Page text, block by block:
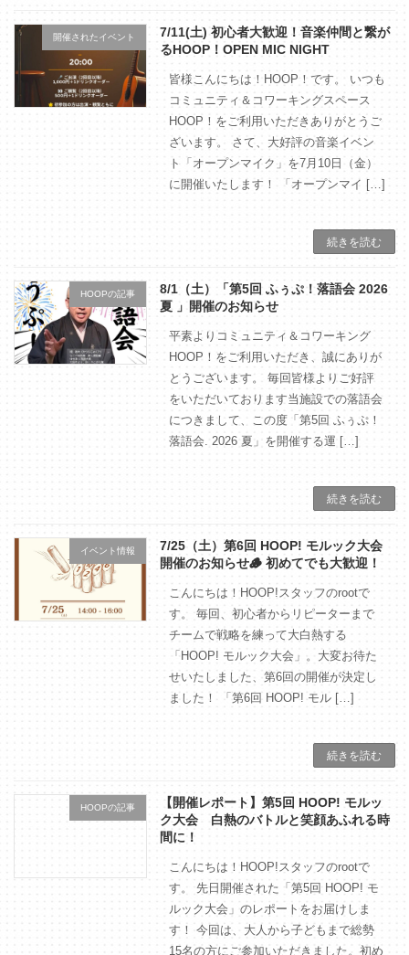
開催されたイベント
7/11(土) 初心者大歓迎！音楽仲間と繋が
るHOOP！OPEN MIC NIGHT
皆様こんにちは！HOOP！です。 いつも
コミュニティ＆コワーキングスペース
HOOP！をご利用いただきありがとうご
ざいます。 さて、大好評の音楽イベン
ト「オープンマイク」を7月10日（金）
に開催いたします！ 「オープンマイ […]
続きを読む
HOOPの記事
8/1（土）「第5回 ふぅぷ！落語会 2026
夏 」開催のお知らせ
平素よりコミュニティ＆コワーキング
HOOP！をご利用いただき、誠にありが
とうございます。 毎回皆様よりご好評
をいただいております当施設での落語会
につきまして、この度「第5回 ふぅぷ！
落語会. 2026 夏」を開催する運 […]
続きを読む
イベント情報
7/25（土）第6回 HOOP! モルック大会
開催のお知らせ🪵 初めてでも大歓迎！
こんにちは！HOOP!スタッフのrootで
す。 毎回、初心者からリピーターまで
チームで戦略を練って大白熱する
「HOOP! モルック大会」。大変お待た
せいたしました、第6回の開催が決定し
ました！ 「第6回 HOOP! モル […]
続きを読む
HOOPの記事
【開催レポート】第5回 HOOP! モルッ
ク大会 白熱のバトルと笑顔あふれる時
間に！
こんにちは！HOOP!スタッフのrootで
す。 先日開催された「第5回 HOOP! モ
ルック大会」のレポートをお届けしま
す！ 今回は、大人から子どもまで総勢
15名の方にご参加いただきました。初め